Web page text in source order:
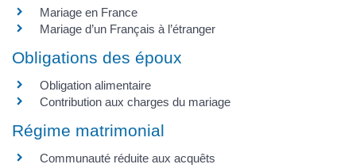
Mariage en France
Mariage d’un Français à l’étranger
Obligations des époux
Obligation alimentaire
Contribution aux charges du mariage
Régime matrimonial
Communauté réduite aux acquêts